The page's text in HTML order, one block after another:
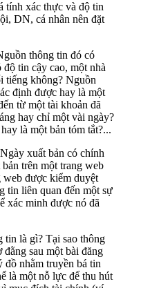
tính xác thực và độ tin
DN, cá nhân nên đặt
thông tin đó có
tin cậy cao, một nhà
tiếng không? Nguồn
định được hay là một
từ một tài khoản đã
hay chỉ một vài ngày?
là một bản tóm tắt?...
xuất bản có chính
trên một trang web
web được kiểm duyệt
tin liên quan đến một sự
xác minh được nó đã
tin là gì? Tại sao thông
sau một bài đăng
đồ nhằm truyền bá tin
là một nỗ lực để thu hút